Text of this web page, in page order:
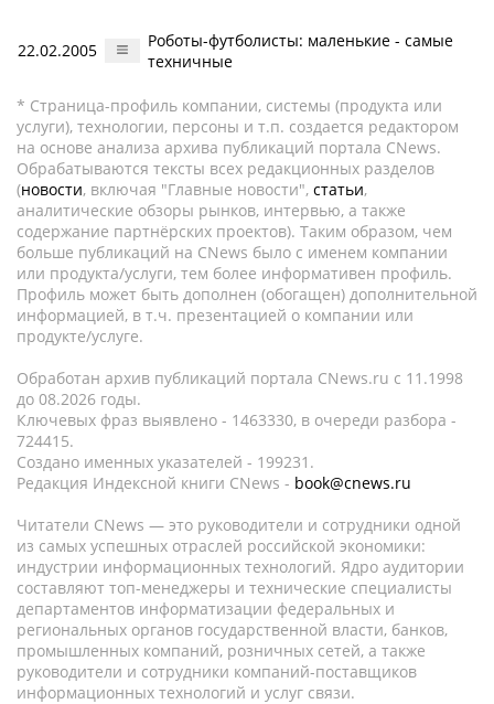
22.02.2005
Роботы-футболисты: маленькие - самые
техничные
* Страница-профиль компании, системы (продукта или
услуги), технологии, персоны и т.п. создается редактором
на основе анализа архива публикаций портала CNews.
Обрабатываются тексты всех редакционных разделов
(новости, включая "Главные новости", статьи,
аналитические обзоры рынков, интервью, а также
содержание партнёрских проектов). Таким образом, чем
больше публикаций на CNews было с именем компании
или продукта/услуги, тем более информативен профиль.
Профиль может быть дополнен (обогащен) дополнительной
информацией, в т.ч. презентацией о компании или
продукте/услуге.
Обработан архив публикаций портала CNews.ru c 11.1998
до 08.2026 годы.
Ключевых фраз выявлено - 1463330, в очереди разбора -
724415.
Создано именных указателей - 199231.
Редакция Индексной книги CNews - book@cnews.ru
Читатели CNews — это руководители и сотрудники одной
из самых успешных отраслей российской экономики:
индустрии информационных технологий. Ядро аудитории
составляют топ-менеджеры и технические специалисты
департаментов информатизации федеральных и
региональных органов государственной власти, банков,
промышленных компаний, розничных сетей, а также
руководители и сотрудники компаний-поставщиков
информационных технологий и услуг связи.